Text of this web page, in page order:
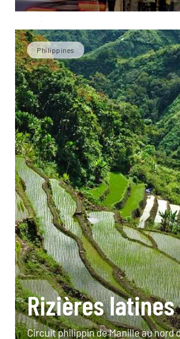
Philippines
Rizières latines
Circuit philippin de Manille au nord